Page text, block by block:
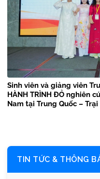
Sinh viên và giảng viên
HÀNH TRÌNH ĐỎ nghiên
Nam tại Trung Quốc –
TIN TỨC & THÔNG